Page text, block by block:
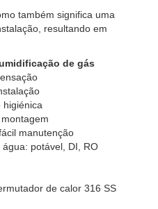
também significa uma
resultando em
de gás
higiénica
manutenção
potável, DI, RO
de calor 316 SS